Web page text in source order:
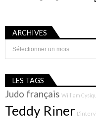
i
o
n
ARCHIVES
Archives
LES TAGS
Judo français William
Teddy Riner